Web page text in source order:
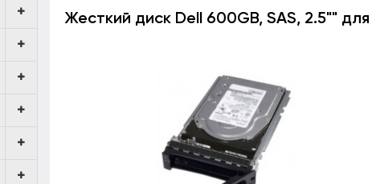
Жесткий диск Dell 600GB, SAS, 2.5""